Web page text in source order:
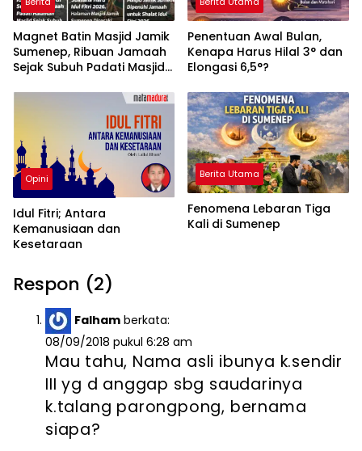
Magnet Batin Masjid Jamik
Sumenep, Ribuan Jamaah
Sejak Subuh Padati Masjid
Idul Fitri 2026
Penentuan Awal Bulan,
Kenapa Harus Hilal 3° dan
Elongasi 6,5°?
Opini
Idul Fitri; Antara
Kemanusiaan dan
Kesetaraan
Berita Utama
Fenomena Lebaran Tiga
Kali di Sumenep
Respon (2)
Falham berkata:
08/09/2018 pukul 6:28 am
Mau tahu, Nama asli ibunya k.sendir
III yg d anggap sbg saudarinya
k.talang parongpong, bernama
siapa?